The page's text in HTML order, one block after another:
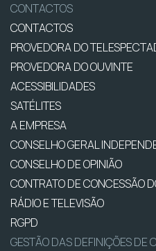
CONTACTOS
CONTACTOS
PROVEDORA DO
PROVEDORA DO OUVINTE
ACESSIBILIDADES
SATÉLITES
A EMPRESA
CONSELHO GERAL
CONSELHO DE OPINIÃO
CONTRATO DE CONCESSÃO
RÁDIO E TELEVISÃO
RGPD
GESTÃO DAS DEFINIÇÕES DE